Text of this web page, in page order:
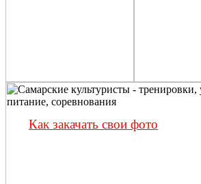
Как закачать свои фото